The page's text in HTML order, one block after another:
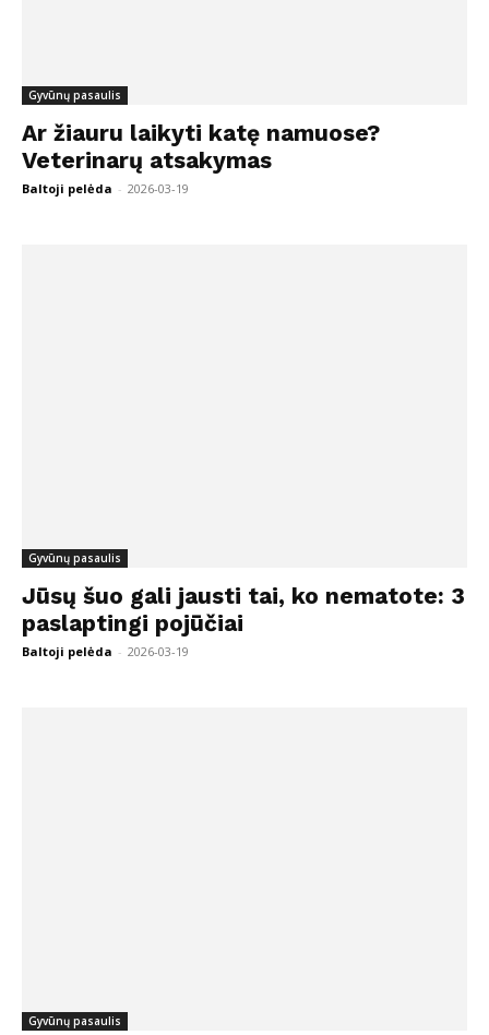
Gyvūnų pasaulis
Ar žiauru laikyti katę namuose?
Veterinarų atsakymas
Baltoji pelėda - 2026-03-19
Gyvūnų pasaulis
Jūsų šuo gali jausti tai, ko nematote: 3
paslaptingi pojūčiai
Baltoji pelėda - 2026-03-19
Gyvūnų pasaulis